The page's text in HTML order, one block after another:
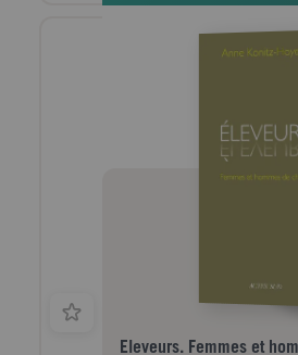
que coexistent ces réalités.
à "La Croix", et catholique qui
règlement de compte, elle
patiente, précise et éclairante.
comment de si grands
dégage des pistes de
salvateur qui redonne la
Eleveurs. Femmes et